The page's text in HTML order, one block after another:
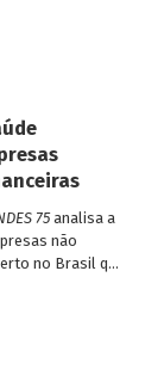
75analisa a
não
no Brasil que
uma amostra
solvência,